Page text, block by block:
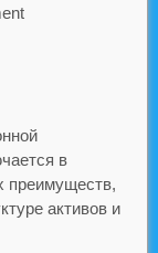
в
преимуществ,
активов и